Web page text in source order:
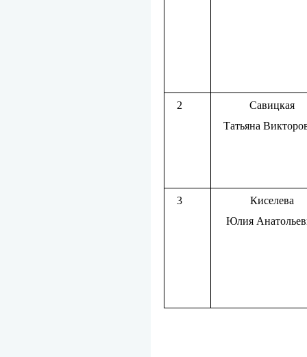
2
Савицкая
Татьяна
3
Киселева
Юлия